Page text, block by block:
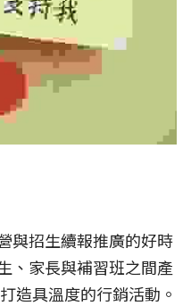
與招生續報推廣的好時
、家長與補習班之間產
造具溫度的行銷活動。